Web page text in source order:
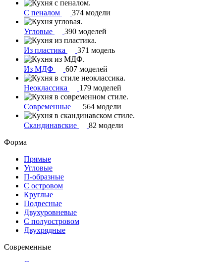
С пеналом 374 модели
Угловые 390 моделей
Из пластика 371 модель
Из МДФ 607 моделей
Неоклассика 179 моделей
Современные 564 модели
Скандинавские
82 модели
Форма
Прямые
Угловые
П-образные
С островом
Круглые
Подвесные
Двухуровневые
С полуостровом
Двухрядные
Современные